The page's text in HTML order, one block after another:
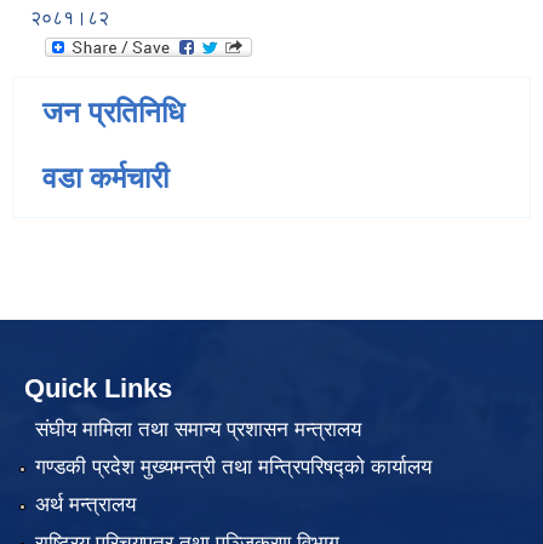
२०८१।८२
जन प्रतिनिधि
वडा कर्मचारी
Quick Links
संघीय मामिला तथा समान्य प्रशासन मन्त्रालय
गण्डकी प्रदेश मुख्यमन्त्री तथा मन्त्रिपरिषद्को कार्यालय
अर्थ मन्त्रालय